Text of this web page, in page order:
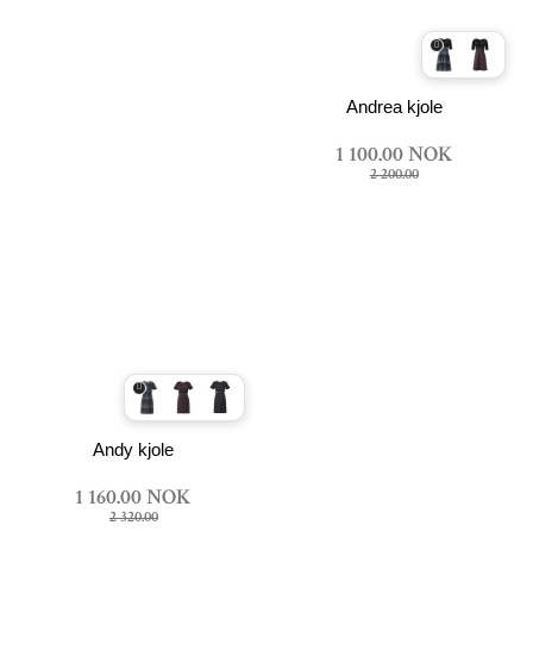
Andrea kjole
1 100.00 NOK
2 200.00
Andy kjole
1 160.00 NOK
2 320.00